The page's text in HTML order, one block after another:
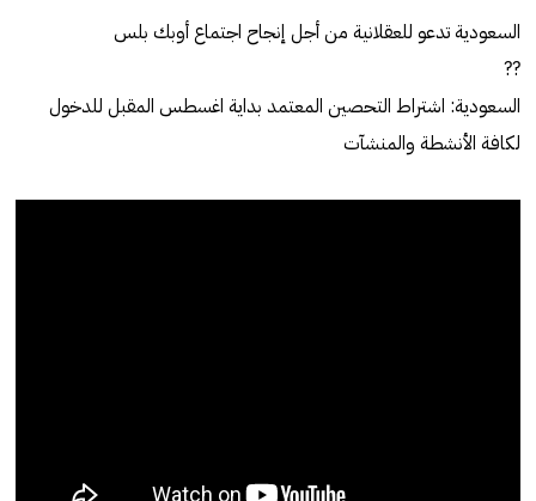
السعودية تدعو للعقلانية من أجل إنجاح اجتماع أوبك بلس
??
السعودية: اشتراط التحصين المعتمد بداية اغسطس المقبل للدخول
لكافة الأنشطة والمنشآت